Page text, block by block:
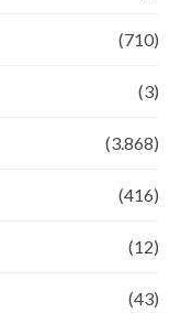
(710)
(3)
(3.868)
(416)
(12)
(43)